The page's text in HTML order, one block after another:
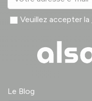
Veuillez accepter la
Le Blog